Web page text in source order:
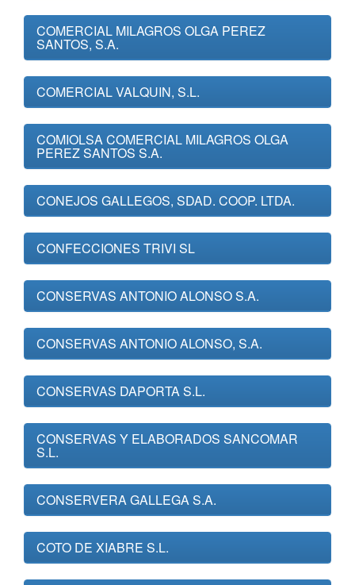
COMERCIAL MILAGROS OLGA PEREZ
SANTOS, S.A.
COMERCIAL VALQUIN, S.L.
COMIOLSA COMERCIAL MILAGROS OLGA
PEREZ SANTOS S.A.
CONEJOS GALLEGOS, SDAD. COOP. LTDA.
CONFECCIONES TRIVI SL
CONSERVAS ANTONIO ALONSO S.A.
CONSERVAS ANTONIO ALONSO, S.A.
CONSERVAS DAPORTA S.L.
CONSERVAS Y ELABORADOS SANCOMAR
S.L.
CONSERVERA GALLEGA S.A.
COTO DE XIABRE S.L.